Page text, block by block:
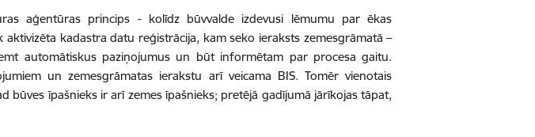
aģentūras princips - kolīdz būvvalde izdevusi lēmumu par ēkas
kadastra datu reģistrācija, kam seko ieraksts zemesgrāmatā –
automātiskus paziņojumus un būt informētam par procesa gaitu.
un zemesgrāmatas ierakstu arī veicama BIS. Tomēr vienotais
būves īpašnieks ir arī zemes īpašnieks; pretējā gadījumā jārīkojas tāpat,